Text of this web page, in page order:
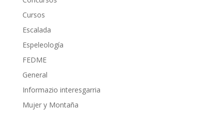
Cursos
Escalada
Espeleología
FEDME
General
Informazio interesgarria
Mujer y Montaña